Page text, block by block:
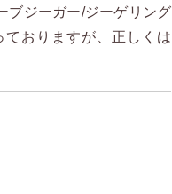
ブジーガー/ジーゲリング
おりますが、正しくは